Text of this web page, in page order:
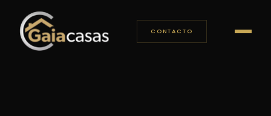
CONTACTO